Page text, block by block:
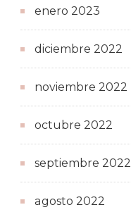
enero 2023
diciembre 2022
noviembre 2022
octubre 2022
septiembre 2022
agosto 2022